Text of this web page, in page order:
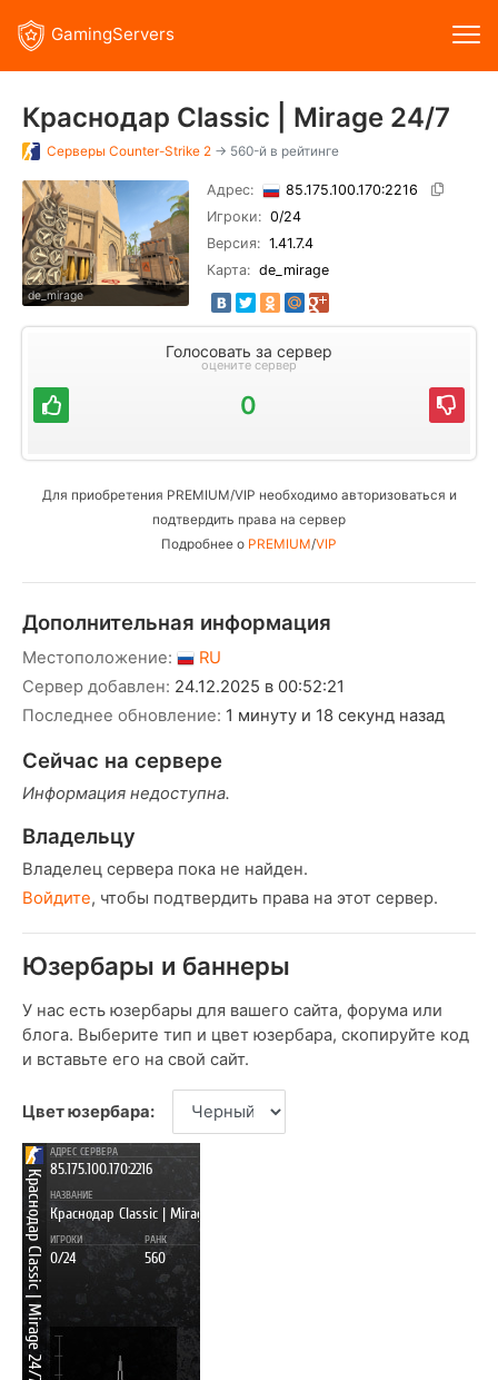
GamingServers
Краснодар Classic | Mirage 24/7
Серверы Counter-Strike 2 → 560-й в рейтинге
de_mirage
Адрес:
85.175.100.170:2216
Игроки: 0/24
Версия: 1.41.7.4
Карта: de_mirage
Голосовать за сервер
оцените сервер
0
Для приобретения PREMIUM/VIP необходимо авторизоваться и
подтвердить права на сервер
Подробнее о PREMIUM/VIP
Дополнительная информация
Местоположение:
RU
Сервер добавлен: 24.12.2025 в 00:52:21
Последнее обновление: 1 минуту и 18 секунд назад
Сейчас на сервере
Информация недоступна.
Владельцу
Владелец сервера пока не найден.
Войдите, чтобы подтвердить права на этот сервер.
Юзербары и баннеры
У нас есть юзербары для вашего сайта, форума или
блога. Выберите тип и цвет юзербара, скопируйте код
и вставьте его на свой сайт.
Цвет юзербара: